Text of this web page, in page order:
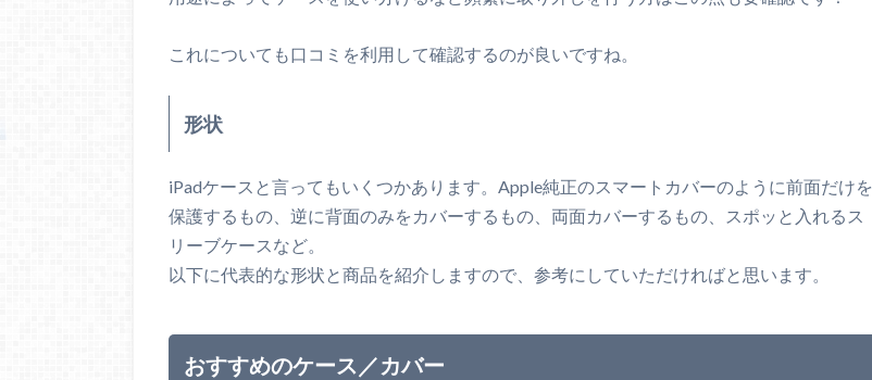
これについても口コミを利用して確認するのが良いですね。
形状
iPadケースと言ってもいくつかあります。Apple純正のスマートカバーのように前面だけを
保護するもの、逆に背面のみをカバーするもの、両面カバーするもの、スポッと入れるス
リーブケースなど。
以下に代表的な形状と商品を紹介しますので、参考にしていただければと思います。
おすすめのケース／カバー